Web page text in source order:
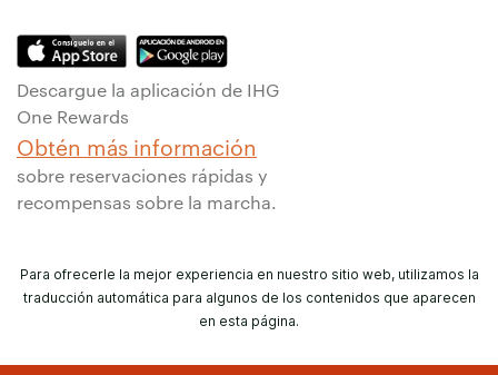
Descargue la aplicación de IHG
One Rewards
Obtén más información
sobre reservaciones rápidas y
recompensas sobre la marcha.
Para ofrecerle la mejor experiencia en nuestro sitio web, utilizamos la
traducción automática para algunos de los contenidos que aparecen
en esta página.